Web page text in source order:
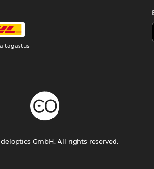
tagastus
GmbH. All rights reserved.